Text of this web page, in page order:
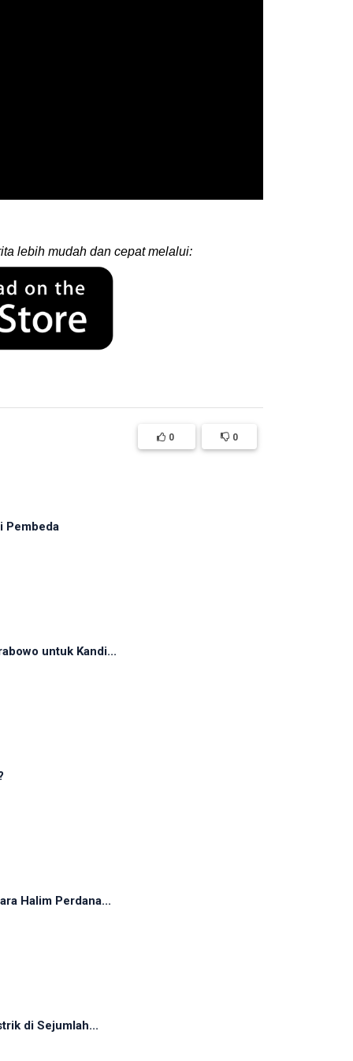
lebih mudah dan cepat melalui:
0 0
Pembeda
untuk Kandi...
Halim Perdana...
di Sejumlah...